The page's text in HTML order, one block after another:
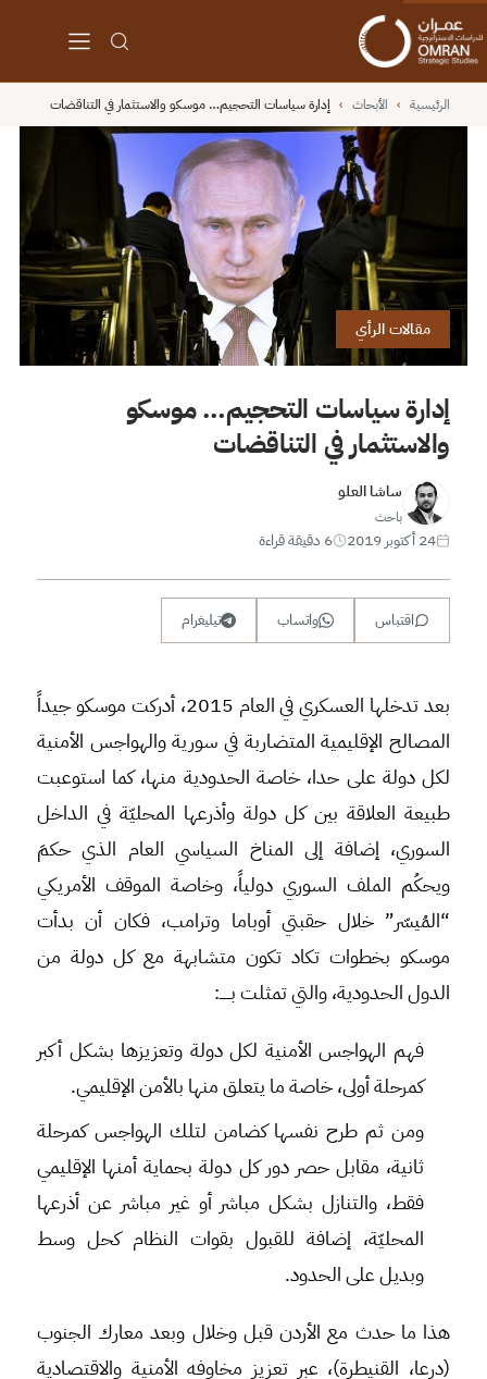
الرئيسية › الأبحاث › إدارة سياسات التحجيم… موسكو والاستثمار في التناقضات
مقالات الرأي
إدارة سياسات التحجيم… موسكو
والاستثمار في التناقضات
ساشا العلو
باحث
24 أكتوبر 2019 6 دقيقة قراءة
اقتباس واتساب تيليغرام
بعد تدخلها العسكري في العام 2015، أدركت موسكو جيداً
المصالح الإقليمية المتضاربة في سورية والهواجس الأمنية
لكل دولة على حدا، خاصة الحدودية منها، كما استوعبت
طبيعة العلاقة بين كل دولة وأذرعها المحليّة في الداخل
السوري، إضافة إلى المناخ السياسي العام الذي حكمَ
ويحكُم الملف السوري دولياً، وخاصة الموقف الأمريكي
“المُيسّر” خلال حقبتي أوباما وترامب، فكان أن بدأت
موسكو بخطوات تكاد تكون متشابهة مع كل دولة من
الدول الحدودية، والتي تمثلت بـــــ:
فهم الهواجس الأمنية لكل دولة وتعزيزها بشكل أكبر
كمرحلة أولى، خاصة ما يتعلق منها بالأمن الإقليمي.
ومن ثم طرح نفسها كضامن لتلك الهواجس كمرحلة
ثانية، مقابل حصر دور كل دولة بحماية أمنها الإقليمي
فقط، والتنازل بشكل مباشر أو غير مباشر عن أذرعها
المحليّة، إضافة للقبول بقوات النظام كحل وسط
وبديل على الحدود.
هذا ما حدث مع الأردن قبل وخلال وبعد معارك الجنوب
(درعا، القنيطرة)، عبر تعزيز مخاوفه الأمنية والاقتصادية